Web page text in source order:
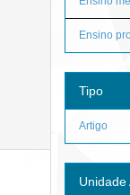
Ensino
Tipo
Artigo
Unidade